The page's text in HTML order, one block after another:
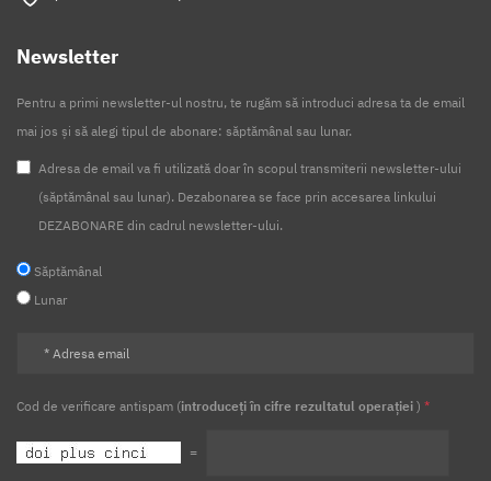
Newsletter
Pentru a primi newsletter-ul nostru, te rugăm să introduci adresa ta de email
mai jos și să alegi tipul de abonare: săptămânal sau lunar.
Adresa de email va fi utilizată doar în scopul transmiterii newsletter-ului
(săptămânal sau lunar). Dezabonarea se face prin accesarea linkului
DEZABONARE din cadrul newsletter-ului.
Săptămânal
Lunar
Cod de verificare antispam (introduceți în cifre rezultatul operației ) *
=